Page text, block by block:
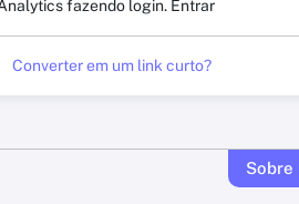
fazendo login. Entrar
Converter em um link curto?
Sobre